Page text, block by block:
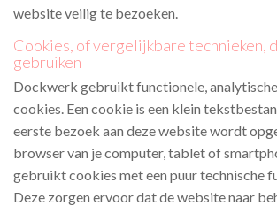
website veilig te bezoeken.
Cookies, of vergelijkbare technieken,
gebruiken
Dockwerk gebruikt functionele,
cookies. Een cookie is een klein
eerste bezoek aan deze website wordt
browser van je computer, tablet of
gebruikt cookies met een puur technische
Deze zorgen ervoor dat de website naar